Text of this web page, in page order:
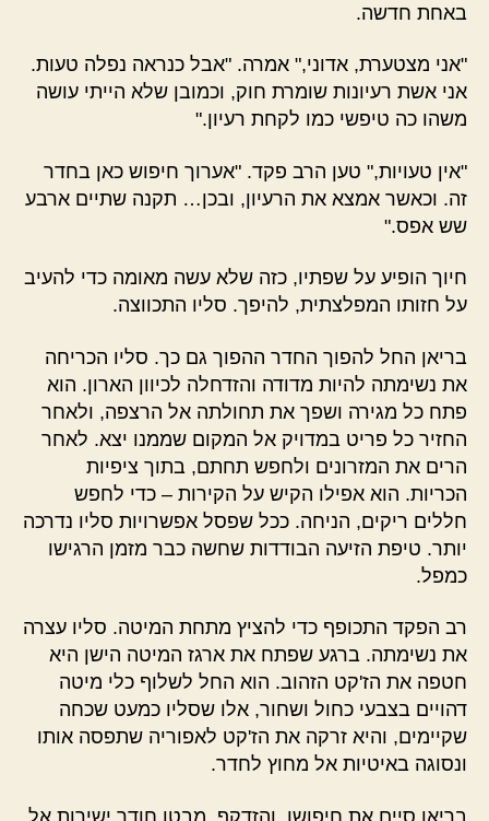
באחת חדשה.
"אני מצטערת, אדוני," אמרה. "אבל כנראה נפלה טעות.
אני אשת רעיונות שומרת חוק, וכמובן שלא הייתי עושה
משהו כה טיפשי כמו לקחת רעיון."
"אין טעויות," טען הרב פקד. "אערוך חיפוש כאן בחדר
זה. וכאשר אמצא את הרעיון, ובכן… תקנה שתיים ארבע
שש אפס."
חיוך הופיע על שפתיו, כזה שלא עשה מאומה כדי להעיב
על חזותו המפלצתית, להיפך. סליו התכווצה.
בריאן החל להפוך החדר ההפוך גם כך. סליו הכריחה
את נשימתה להיות מדודה והזדחלה לכיוון הארון. הוא
פתח כל מגירה ושפך את תחולתה אל הרצפה, ולאחר
החזיר כל פריט במדויק אל המקום שממנו יצא. לאחר
הרים את המזרונים ולחפש תחתם, בתוך ציפיות
הכריות. הוא אפילו הקיש על הקירות – כדי לחפש
חללים ריקים, הניחה. ככל שפסל אפשרויות סליו נדרכה
יותר. טיפת הזיעה הבודדות שחשה כבר מזמן הרגישו
כמפל.
רב הפקד התכופף כדי להציץ מתחת המיטה. סליו עצרה
את נשימתה. ברגע שפתח את ארגז המיטה הישן היא
חטפה את הז'קט הזהוב. הוא החל לשלוף כלי מיטה
דהויים בצבעי כחול ושחור, אלו שסליו כמעט שכחה
שקיימים, והיא זרקה את הז'קט לאפוריה שתפסה אותו
ונסוגה באיטיות אל מחוץ לחדר.
בריאן סיים את חיפושו והזדקף, מבטו חודר ישירות אל